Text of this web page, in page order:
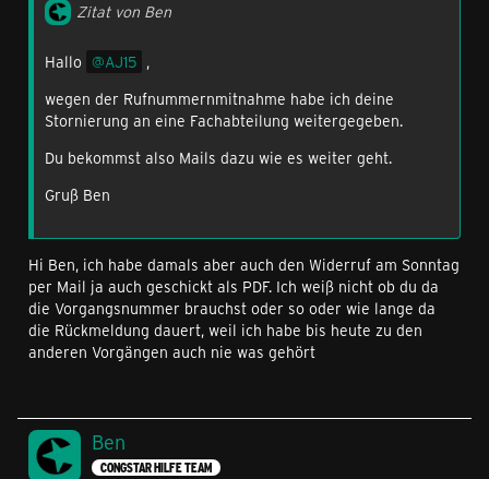
Zitat von Ben
Hallo AJ15 ,
wegen der Rufnummernmitnahme habe ich deine
Stornierung an eine Fachabteilung weitergegeben.
Du bekommst also Mails dazu wie es weiter geht.
Gruß Ben
Hi Ben, ich habe damals aber auch den Widerruf am Sonntag
per Mail ja auch geschickt als PDF. Ich weiß nicht ob du da
die Vorgangsnummer brauchst oder so oder wie lange da
die Rückmeldung dauert, weil ich habe bis heute zu den
anderen Vorgängen auch nie was gehört
Ben
CONGSTAR HILFE TEAM